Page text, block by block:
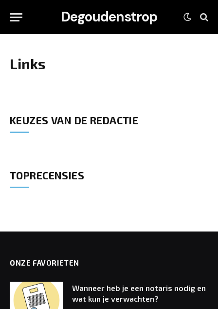
Degoudenstrop
Links
KEUZES VAN DE REDACTIE
TOPRECENSIES
ONZE FAVORIETEN
Wanneer heb je een notaris nodig en
wat kun je verwachten?